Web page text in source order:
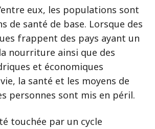
eux, les populations sont
de santé de base. Lorsque des
frappent des pays ayant un
nourriture ainsi que des
et économiques
la santé et les moyens de
personnes sont mis en péril.
touchée par un cycle